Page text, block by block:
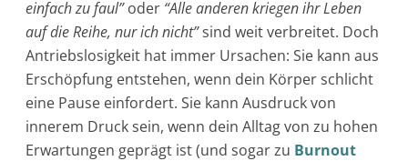
einfach zu faul”oder “Alle anderen kriegen ihr Leben
auf die Reihe, nur ich nicht”sind weit verbreitet. Doch
Antriebslosigkeit hat immer Ursachen: Sie kann aus
Erschöpfung entstehen, wenn dein Körper schlicht
eine Pause einfordert. Sie kann Ausdruck von
innerem Druck sein, wenn dein Alltag von zu hohen
Erwartungen geprägt ist (und sogar zu Burnout